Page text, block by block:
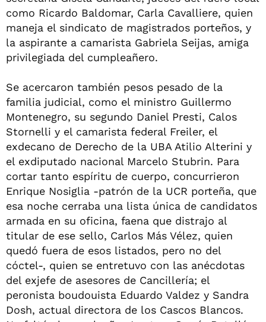
como Ricardo Baldomar, Carla Cavalliere, quien
maneja el sindicato de magistrados porteños, y
la aspirante a camarista Gabriela Seijas, amiga
privilegiada del cumpleañero.
Se acercaron también pesos pesado de la
familia judicial, como el ministro Guillermo
Montenegro, su segundo Daniel Presti, Calos
Stornelli y el camarista federal Freiler, el
exdecano de Derecho de la UBA Atilio Alterini y
el exdiputado nacional Marcelo Stubrin. Para
cortar tanto espíritu de cuerpo, concurrieron
Enrique Nosiglia -patrón de la UCR porteña, que
esa noche cerraba una lista única de candidatos
armada en su oficina, faena que distrajo al
titular de ese sello, Carlos Más Vélez, quien
quedó fuera de esos listados, pero no del
cóctel-, quien se entretuvo con las anécdotas
del exjefe de asesores de Cancillería; el
peronista boudouista Eduardo Valdez y Sandra
Dosh, actual directora de los Cascos Blancos.